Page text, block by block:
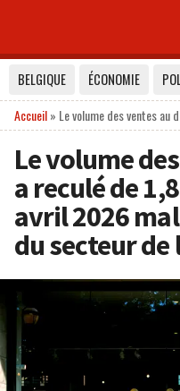
BELGIQUE ÉCONOMIE
Accueil» Le volume des ventes
Le volume
a reculé de
avril 2026
du secteur